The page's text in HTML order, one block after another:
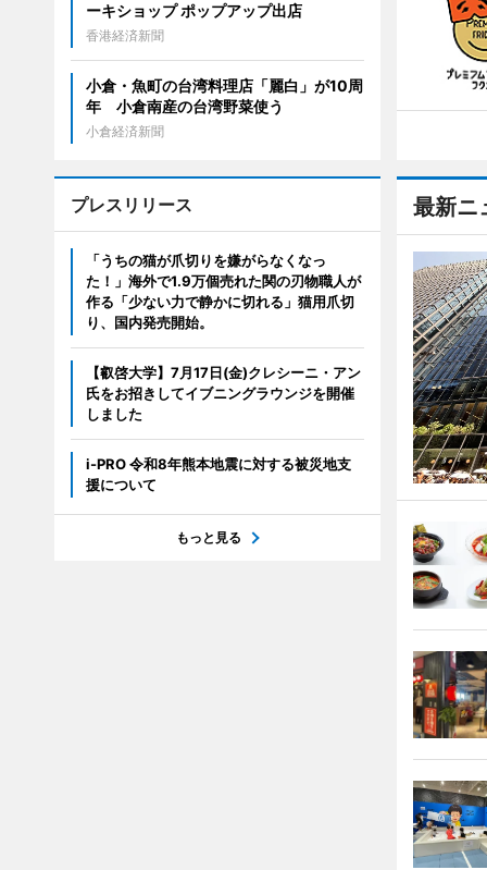
最新ニ
ーキショップ ポップアップ出店
香港経済新聞
小倉・魚町の台湾料理店「麗白」が10周
年 小倉南産の台湾野菜使う
小倉経済新聞
プレスリリース
「うちの猫が爪切りを嫌がらなくなっ
た！」海外で1.9万個売れた関の刃物職人が
作る「少ない力で静かに切れる」猫用爪切
り、国内発売開始。
【叡啓大学】7月17日(金)クレシーニ・アン
氏をお招きしてイブニングラウンジを開催
しました
i-PRO 令和8年熊本地震に対する被災地支
援について
もっと見る